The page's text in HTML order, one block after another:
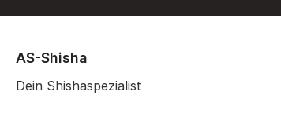
AS-Shisha
Dein Shishaspezialist